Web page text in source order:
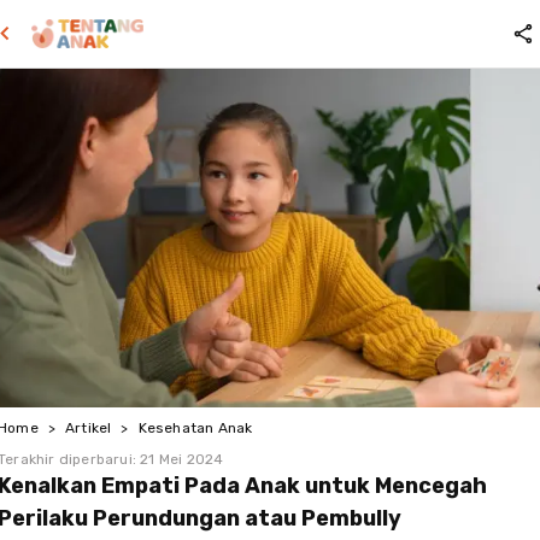
> Artikel >
Kesehatan Anak
diperbarui:21 Mei 2024
Empati Pada Anak untuk Mencegah
Perundungan atau Pembully